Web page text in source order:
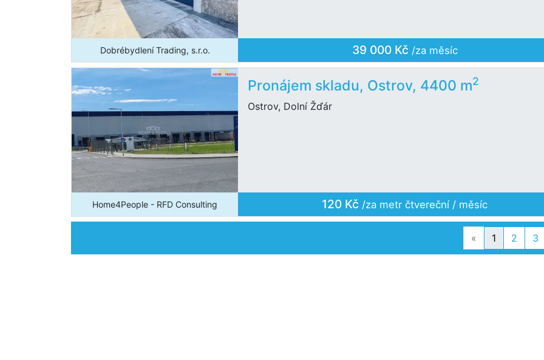
Dobrébydlení Trading, s.r.o. 39 000 Kč /za měsíc
Pronájem skladu, Ostrov, 4400 m2
Ostrov, Dolní Žďár
Home4People - RFD Consulting 120 Kč /za metr čtvereční / měsíc
« Previous
1 2 3